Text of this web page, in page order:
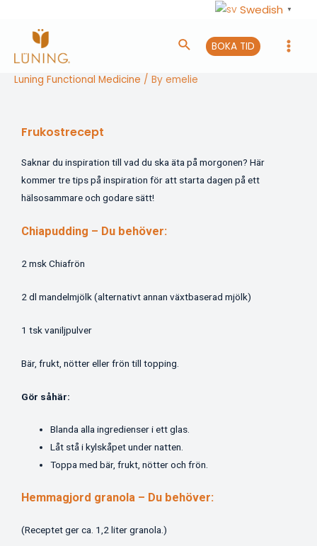
Swedish ▼
BOKA TID
Luning Functional Medicine / By emelie
Frukostrecept
Saknar du inspiration till vad du ska äta på morgonen? Här
kommer tre tips på inspiration för att starta dagen på ett
hälsosammare och godare sätt!
Chiapudding – Du behöver:
2 msk Chiafrön
2 dl mandelmjölk (alternativt annan växtbaserad mjölk)
1 tsk vaniljpulver
Bär, frukt, nötter eller frön till topping.
Gör såhär:
Blanda alla ingredienser i ett glas.
Låt stå i kylskåpet under natten.
Toppa med bär, frukt, nötter och frön.
Hemmagjord granola – Du behöver:
(Receptet ger ca. 1,2 liter granola.)